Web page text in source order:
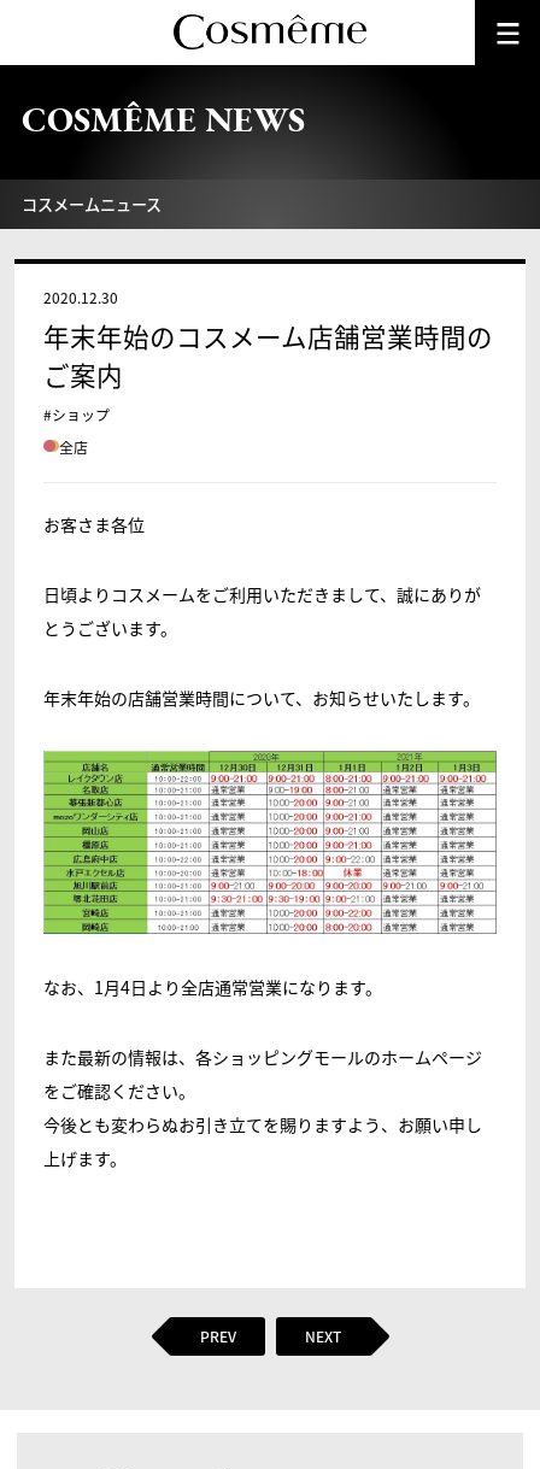
COSMÊME NEWS
コスメームニュース
2020.12.30
年末年始のコスメーム店舗営業時間の
ご案内
#ショップ
全店
お客さま各位
日頃よりコスメームをご利用いただきまして、誠にありが
とうございます。
年末年始の店舗営業時間について、お知らせいたします。
なお、 1月4日より全店通常営業になります。
また最新の情報は、各ショッピングモールのホームページ
をご確認ください。
今後とも変わらぬお引き立てを賜りますよう、お願い申し
上げます。
PREV NEXT